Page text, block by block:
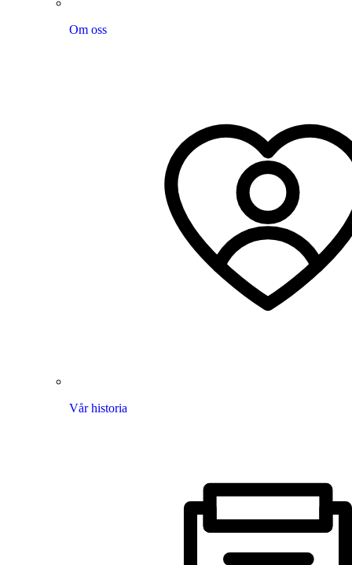
Om oss
Vår historia